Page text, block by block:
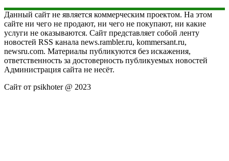
Данный сайт не является коммерческим проектом. На этом
сайте ни чего не продают, ни чего не покупают, ни какие
услуги не оказываются. Сайт представляет собой ленту
новостей RSS канала news.rambler.ru, kommersant.ru,
newsru.com. Материалы публикуются без искажения,
ответственность за достоверность публикуемых новостей
Администрация сайта не несёт.
Сайт от psikhoter @ 2023